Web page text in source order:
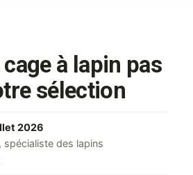
à lapin pas
sélection
2026
, spécialiste des lapins